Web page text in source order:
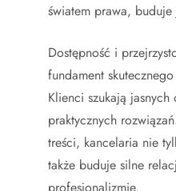
światem prawa,
Dostępność i
fundament
Klienci szukają
praktycznych
treści, kancelaria nie
także buduje silne